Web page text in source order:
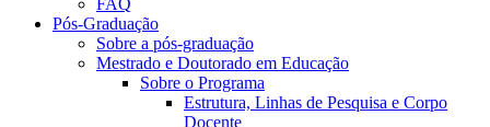
FAQ
Pós-Graduação
Sobre a pós-graduação
Mestrado e Doutorado em Educação
Sobre o Programa
Estrutura, Linhas de Pesquisa e Corpo
Docente